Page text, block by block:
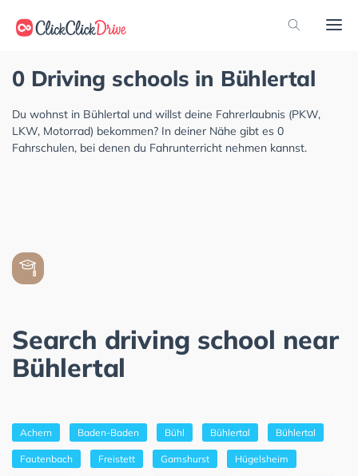
0 Driving schools in Bühlertal
Du wohnst in Bühlertal und willst deine Fahrerlaubnis (PKW,
LKW, Motorrad) bekommen? In deiner Nähe gibt es 0
Fahrschulen, bei denen du Fahrunterricht nehmen kannst.
Search driving school near
Bühlertal
Achern Baden-Baden Bühl Bühlertal Bühlertal
Fautenbach Freistett Gamshurst Hügelsheim